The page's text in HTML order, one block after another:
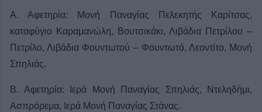
Α. Αφετηρία: Μονή Παναγίας Πελεκητής Καρίτσας,
καταφύγιο Καραμανώλη, Βουτσικάκι, Λιβάδια Πετρίλου –
Πετρίλο, Λιβάδια Φουντωτού – Φουντωτό, Λεοντίτο, Μονή
Σπηλιάς.
Β. Αφετηρία: Ιερά Μονή Παναγίας Σπηλιάς, Ντεληδήμι,
Ασπρόρεμα, Ιερά Μονή Παναγίας Στάνας.